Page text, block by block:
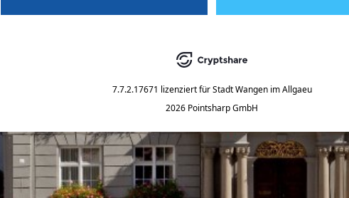
7.7.2.17671 lizenziert für Stadt Wangen im Allgaeu
2026 Pointsharp GmbH